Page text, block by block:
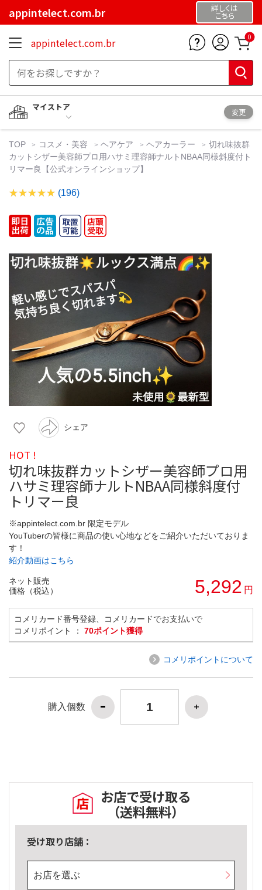
appintelect.com.br 詳しくは
こちら
appintelect.com.br 0
マイストア
変更
TOP コスメ・美容 ヘアケア ヘアカーラー
切れ味抜群
カットシザー美容師プロ用ハサミ理容師ナルトNBAA同様斜度付ト
リマー良【公式オンラインショップ】
(196)
シェア
HOT !
切れ味抜群カットシザー美容師プロ用
ハサミ理容師ナルトNBAA同様斜度付
トリマー良
※appintelect.com.br 限定モデル
YouTuberの皆様に商品の使い心地などをご紹介いただいておりま
す！
紹介動画はこちら
ネット販売
価格（税込）
5,292 円
コメリカード番号登録、コメリカードでお支払いで
コメリポイント ： 70ポイント獲得
コメリポイントについて
購入個数
お店で受け取る
（送料無料）
受け取り店舗：
お店を選ぶ